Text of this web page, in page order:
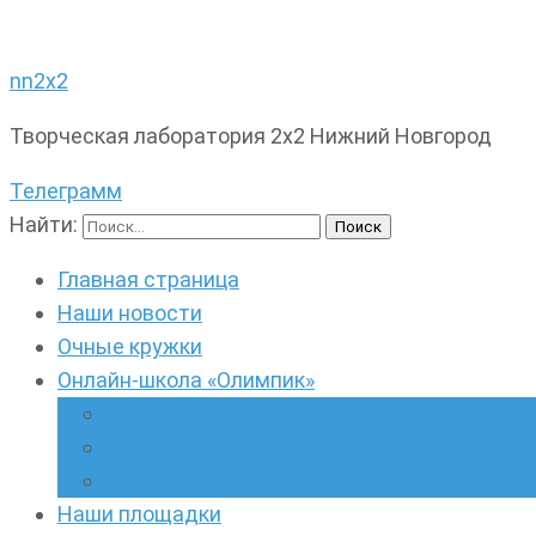
nn2x2
Творческая лаборатория 2х2 Нижний Новгород
Телеграмм
Найти:
Главная страница
Наши новости
Очные кружки
Онлайн-школа «Олимпик»
Наши площадки